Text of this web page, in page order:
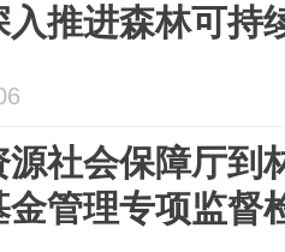
入推进森林可持
源社会保障厅到
金管理专项监督